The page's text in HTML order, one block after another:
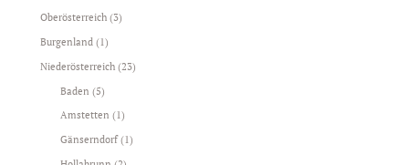
Oberösterreich (3)
Burgenland (1)
Niederösterreich (23)
Baden (5)
Amstetten (1)
Gänserndorf(1)